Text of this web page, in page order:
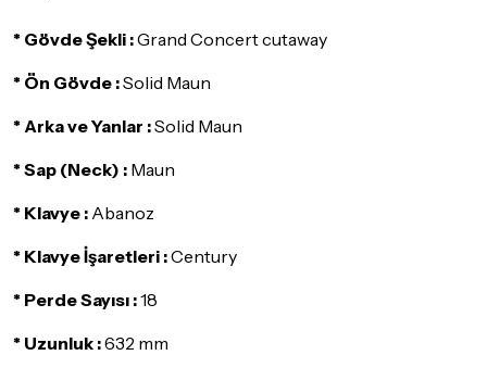
olması, ambalajının korunmuş, aksesuar ve tüm ürün içeriğinin
göndermeden önce mutlaka
gösterebilir. Lütfen satın almadan önce ilgili ürünün
* Gövde Şekli :Grand Concert cutaway
* Ön Gövde :Solid Maun
* Arka ve Yanlar :Solid Maun
* Sap (Neck) : Maun
* Klavye : Abanoz
* Klavye İşaretleri :Century
* Perde Sayısı :18
* Uzunluk :632 mm